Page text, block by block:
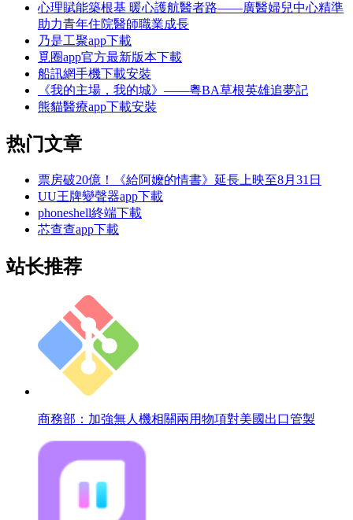
心理賦能築根基 暖心護航醫者路——廣醫婦兒中心精準
助力青年住院醫師職業成長
乃是工聚app下載
覓圈app官方最新版本下載
船訊網手機下載安裝
《我的主場，我的城》——粵BA草根英雄追夢記
熊貓醫療app下載安裝
热门文章
票房破20億！《給阿嬤的情書》延長上映至8月31日
UU王牌變聲器app下載
phoneshell終端下載
芯查查app下載
站长推荐
商務部：加強無人機相關兩用物項對美國出口管製